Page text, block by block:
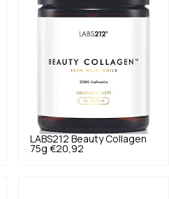
LABS212 Beauty Collagen
75g €20,92